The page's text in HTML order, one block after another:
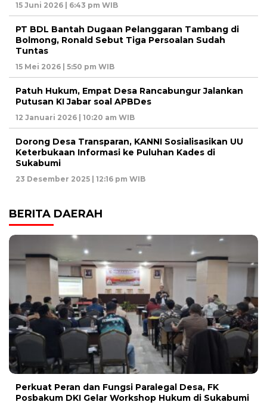
15 Juni 2026 | 6:43 pm WIB
PT BDL Bantah Dugaan Pelanggaran Tambang di
Bolmong, Ronald Sebut Tiga Persoalan Sudah
Tuntas
15 Mei 2026 | 5:50 pm WIB
Patuh Hukum, Empat Desa Rancabungur Jalankan
Putusan KI Jabar soal APBDes
12 Januari 2026 | 10:20 am WIB
Dorong Desa Transparan, KANNI Sosialisasikan UU
Keterbukaan Informasi ke Puluhan Kades di
Sukabumi
23 Desember 2025 | 12:16 pm WIB
BERITA DAERAH
Perkuat Peran dan Fungsi Paralegal Desa, FK
Posbakum DKI Gelar Workshop Hukum di Sukabumi